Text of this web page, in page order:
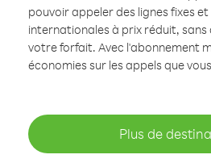
pouvoir appeler des lignes fixes
internationales à prix réduit, sans
votre forfait. Avec l'abonnement
économies sur les appels que
Plus de